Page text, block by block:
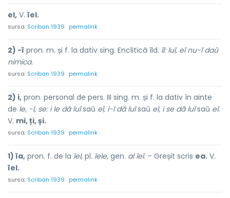
el, V. ĭel.
sursa: Scriban 1939 permalink
2) -ĭ pron. m. și f. la dativ sing. Enclitică îld. îĭ: luĭ, eĭ nu-ĭ daŭ
nimica.
sursa: Scriban 1939 permalink
2) i, pron. personal de pers. III sing. m. și f. la dativ în ainte
de le, -l, se: i le dă luĭsaŭ eĭ, i-l dă luĭsaŭ eĭ, i se dă luĭsaŭ eĭ.
V. mi, ți, și.
sursa: Scriban 1939 permalink
1) ĭa, pron. f. de la ĭel, pl. ĭele, gen. al ĭeĭ. – Greșit scris ea. V.
ĭel.
sursa: Scriban 1939 permalink